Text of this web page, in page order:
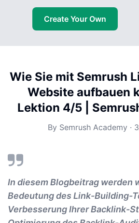
Create Your Own
Wie Sie mit Semrush
Website aufbauen
Lektion 4/5 |
By Semrush Academy ·
In diesem Blogbeitrag werden
Bedeutung des Link-Building-
Verbesserung Ihrer Backlink-